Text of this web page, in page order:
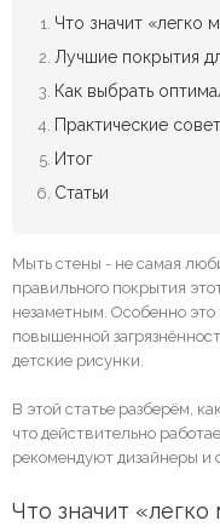
Мыть стены - не самая
правильного покрытия
незаметным. Особенно
повышенной
детские рисунки.
В этой статье разберём,
что действительно
рекомендуют дизайнеры и
Что значит «легко
Что значит «легко
Лучшие покрытия
Как выбрать
Практические
Итог
Статьи